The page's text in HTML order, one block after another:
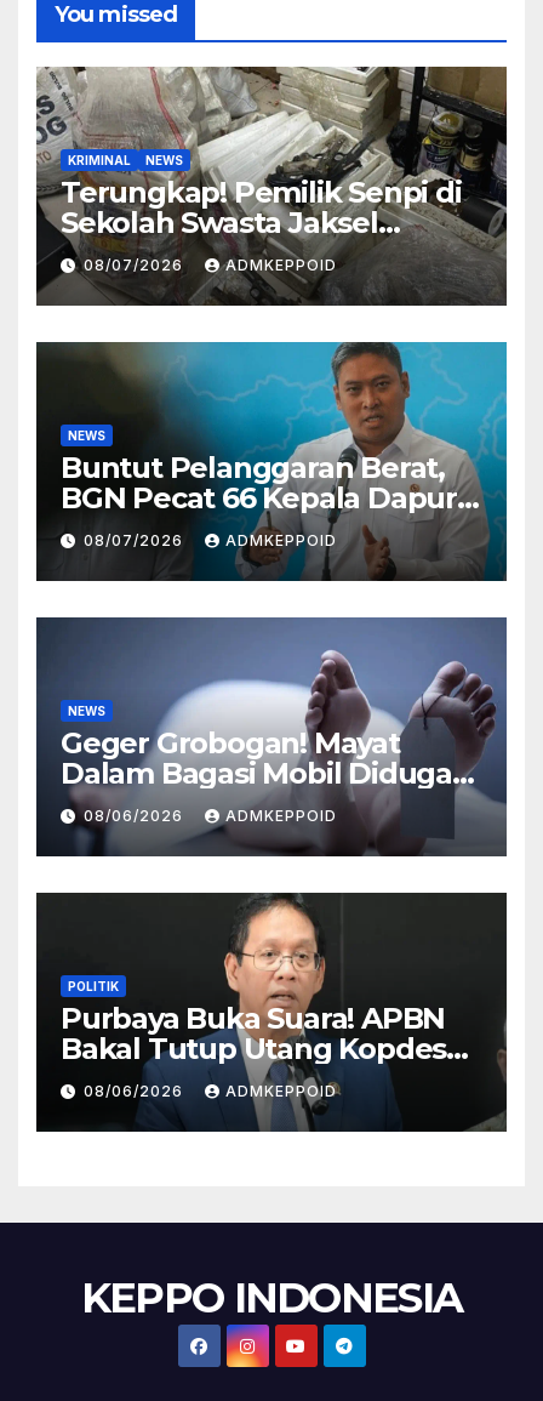
You missed
KRIMINAL NEWS
Terungkap! Pemilik Senpi di
Sekolah Swasta Jaksel
Ternyata Direktur
Perusahaan Airsoft Gun
Impor
08/07/2026 ADMKEPPOID
NEWS
Buntut Pelanggaran Berat,
BGN Pecat 66 Kepala Dapur
MBG dan Ungkap Alasannya
08/07/2026 ADMKEPPOID
NEWS
Geger Grobogan! Mayat
Dalam Bagasi Mobil Diduga
Terkait Hilangnya Bos Konter
HP
08/06/2026 ADMKEPPOID
POLITIK
Purbaya Buka Suara! APBN
Bakal Tutup Utang Kopdes
Rp 240 Triliun, Cicilan Rp 40
Triliun per Tahun
08/06/2026 ADMKEPPOID
KEPPO INDONESIA